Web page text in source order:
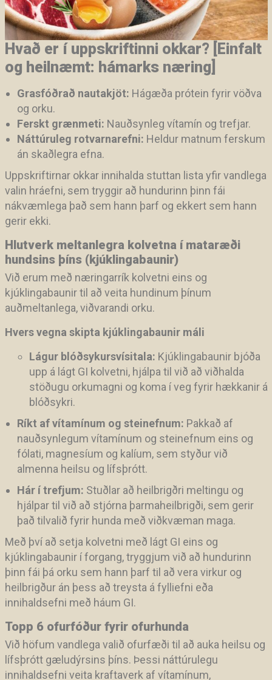
Hvað er í uppskriftinni okkar? [Einfalt
og heilnæmt: hámarks næring]
Grasfóðrað nautakjöt: Hágæða prótein fyrir vöðva
og orku.
Ferskt grænmeti: Nauðsynleg vítamín og trefjar.
Náttúruleg rotvarnarefni: Heldur matnum ferskum
án skaðlegra efna.
Uppskriftirnar okkar innihalda stuttan lista yfir vandlega
valin hráefni, sem tryggir að hundurinn þinn fái
nákvæmlega það sem hann þarf og ekkert sem hann
gerir ekki.
Hlutverk meltanlegra kolvetna í mataræði
hundsins þíns (kjúklingabaunir)
Við erum með næringarrík kolvetni eins og
kjúklingabaunir til að veita hundinum þínum
auðmeltanlega, viðvarandi orku.
Hvers vegna skipta kjúklingabaunir máli
Lágur blóðsykursvísitala: Kjúklingabaunir bjóða
upp á lágt GI kolvetni, hjálpa til við að viðhalda
stöðugu orkumagni og koma í veg fyrir hækkanir á
blóðsykri.
Ríkt af vítamínum og steinefnum: Pakkað af
nauðsynlegum vítamínum og steinefnum eins og
fólati, magnesíum og kalíum, sem styður við
almenna heilsu og lífsþrótt.
Hár í trefjum: Stuðlar að heilbrigðri meltingu og
hjálpar til við að stjórna þarmaheilbrigði, sem gerir
það tilvalið fyrir hunda með viðkvæman maga.
Með því að setja kolvetni með lágt GI eins og
kjúklingabaunir í forgang, tryggjum við að hundurinn
þinn fái þá orku sem hann þarf til að vera virkur og
heilbrigður án þess að treysta á fylliefni eða
innihaldsefni með háum GI.
Topp 6 ofurfóður fyrir ofurhunda
Við höfum vandlega valið ofurfæði til að auka heilsu og
lífsþrótt gæludýrsins þíns. Þessi náttúrulegu
innihaldsefni veita kraftaverk af vítamínum,